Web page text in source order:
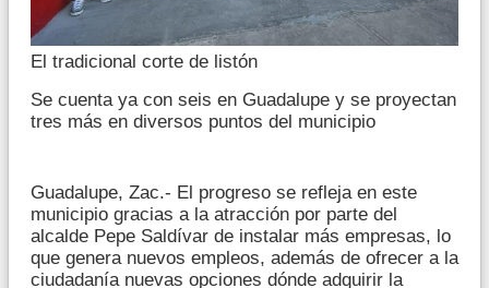
El tradicional corte de listón
Se cuenta ya con seis en Guadalupe y se proyectan
tres más en diversos puntos del municipio
Guadalupe, Zac.- El progreso se refleja en este
municipio gracias a la atracción por parte del
alcalde Pepe Saldívar de instalar más empresas, lo
que genera nuevos empleos, además de ofrecer a la
ciudadanía nuevas opciones dónde adquirir la